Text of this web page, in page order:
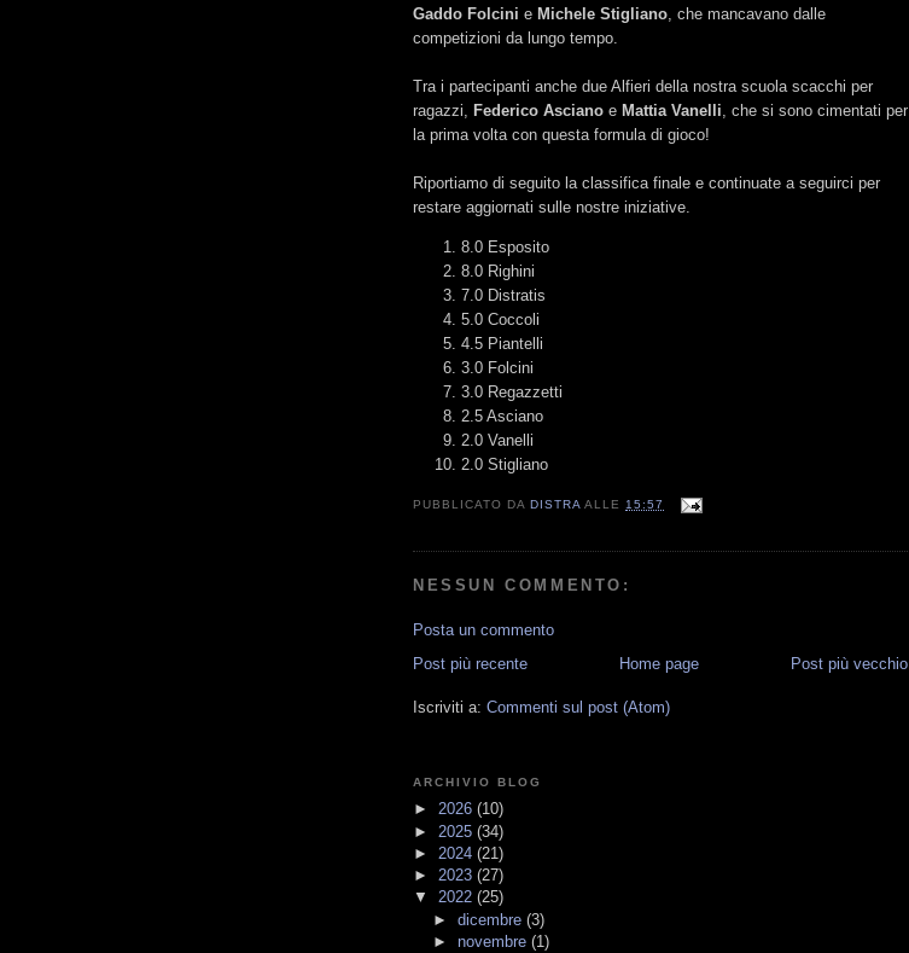
Gaddo Folcini e Michele Stigliano , che mancavano dalle
competizioni da lungo tempo.
Tra i partecipanti anche due Alfieri della nostra scuola scacchi per
ragazzi, Federico Asciano e Mattia Vanelli , che si sono cimentati per
la prima volta con questa formula di gioco!
Riportiamo di seguito la classifica finale e continuate a seguirci per
restare aggiornati sulle nostre iniziative.
8.0 Esposito
8.0 Righini
7.0 Distratis
5.0 Coccoli
4.5 Piantelli
3.0 Folcini
3.0 Regazzetti
2.5 Asciano
2.0 Vanelli
2.0 Stigliano
PUBBLICATO DADISTRA ALLE 15:57
NESSUN COMMENTO:
Posta un commento
Post più recente
Post più vecchio
Home page
Iscriviti a: Commenti sul post (Atom)
ARCHIVIO BLOG
► 2026 (10)
► 2025 (34)
► 2024 (21)
► 2023 (27)
▼ 2022 (25)
► dicembre (3)
► novembre (1)